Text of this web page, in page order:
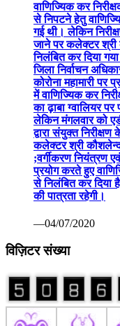
वाणिज्यिक कर
से निपटने हेतु
गई थी। लेकिन
जाने पर कलेक्टर श्री
निलंबित कर दिया
जिला निर्वाचन
कोरोना महामारी
में वाणिज्यिक कर
का ढ़ाबा ग्वालियर
लेकिन मंगलवार को
द्वारा संयुक्त
कलेक्टर श्री
;वर्गीकरण नियंत्रण
प्रयोग करते हुए
से निलंबित कर दिया
की पात्रता रहेगी।
—04/07/2020
विज़िटर संख्या